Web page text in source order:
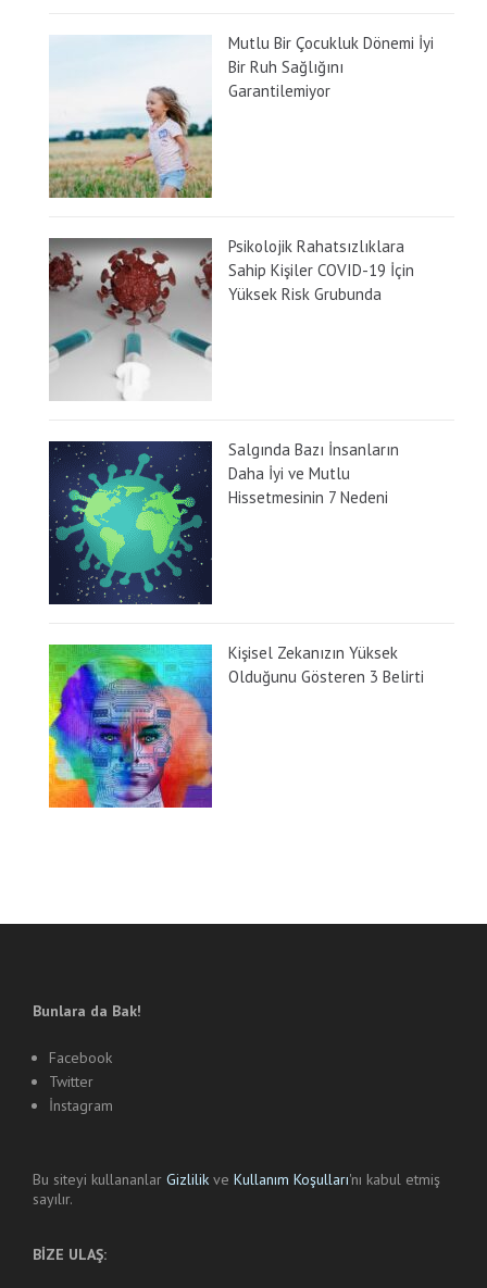
Mutlu Bir Çocukluk Dönemi İyi
Bir Ruh Sağlığını
Garantilemiyor
Psikolojik Rahatsızlıklara
Sahip Kişiler COVID-19 İçin
Yüksek Risk Grubunda
Salgında Bazı İnsanların
Daha İyi ve Mutlu
Hissetmesinin 7 Nedeni
Kişisel Zekanızın Yüksek
Olduğunu Gösteren 3 Belirti
Bunlara da Bak!
Facebook
Twitter
İnstagram
Bu siteyi kullananlar Gizlilik ve Kullanım Koşulları'nı kabul etmiş
sayılır.
BİZE ULAŞ: